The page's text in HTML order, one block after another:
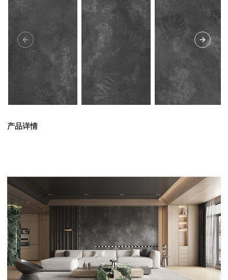
Previous Slide Next
产品详情